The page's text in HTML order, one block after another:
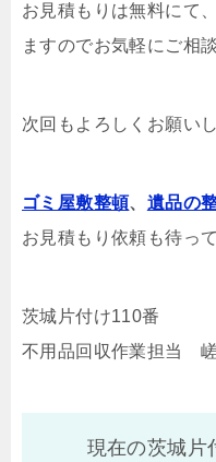
お見積もりは無料にて
ますのでお気軽にご相
次回もよろしくお願いし
ゴミ屋敷整頓、 遺品の
お見積もり依頼も待っ
茨城片付け110番
不用品回収作業担当
現在の茨城片